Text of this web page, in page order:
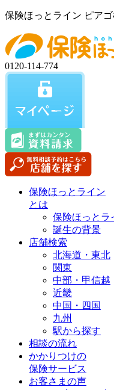
保険ほっとライン ピア
0120-114-774
保険ほっとライン
とは
保険ほっとラ
誕生の背景
店舗検索
北海道・東北
関東
中部・甲信越
近畿
中国・四国
九州
駅から探す
相談の流れ
かかりつけの
保険サービス
お客さまの声